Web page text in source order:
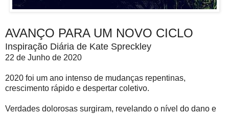
AVANÇO PARA UM NOVO CICLO
Inspiração Diária de Kate Spreckley
22 de Junho de 2020
2020 foi um ano intenso de mudanças repentinas,
crescimento rápido e despertar coletivo.
Verdades dolorosas surgiram, revelando o nível do dano e